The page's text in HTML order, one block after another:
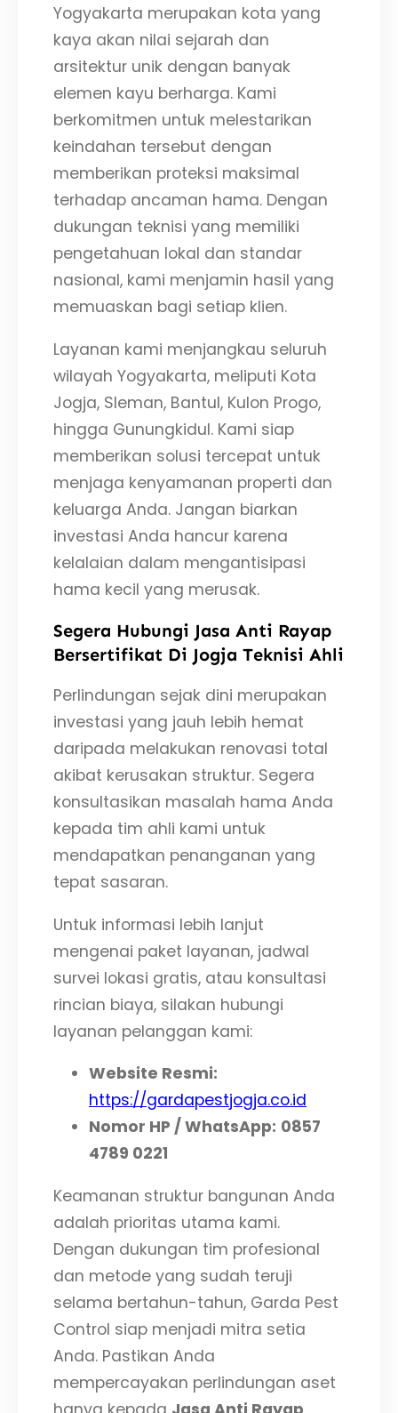
Yogyakarta merupakan kota yang
kaya akan nilai sejarah dan
arsitektur unik dengan banyak
elemen kayu berharga. Kami
berkomitmen untuk melestarikan
keindahan tersebut dengan
memberikan proteksi maksimal
terhadap ancaman hama. Dengan
dukungan teknisi yang memiliki
pengetahuan lokal dan standar
nasional, kami menjamin hasil yang
memuaskan bagi setiap klien.
Layanan kami menjangkau seluruh
wilayah Yogyakarta, meliputi Kota
Jogja, Sleman, Bantul, Kulon Progo,
hingga Gunungkidul. Kami siap
memberikan solusi tercepat untuk
menjaga kenyamanan properti dan
keluarga Anda. Jangan biarkan
investasi Anda hancur karena
kelalaian dalam mengantisipasi
hama kecil yang merusak.
Segera Hubungi Jasa Anti Rayap
Bersertifikat Di Jogja Teknisi Ahli
Perlindungan sejak dini merupakan
investasi yang jauh lebih hemat
daripada melakukan renovasi total
akibat kerusakan struktur. Segera
konsultasikan masalah hama Anda
kepada tim ahli kami untuk
mendapatkan penanganan yang
tepat sasaran.
Untuk informasi lebih lanjut
mengenai paket layanan, jadwal
survei lokasi gratis, atau konsultasi
rincian biaya, silakan hubungi
layanan pelanggan kami:
Website Resmi:
https://gardapestjogja.co.id
Nomor HP / WhatsApp: 0857
4789 0221
Keamanan struktur bangunan Anda
adalah prioritas utama kami.
Dengan dukungan tim profesional
dan metode yang sudah teruji
selama bertahun-tahun, Garda Pest
Control siap menjadi mitra setia
Anda. Pastikan Anda
mempercayakan perlindungan aset